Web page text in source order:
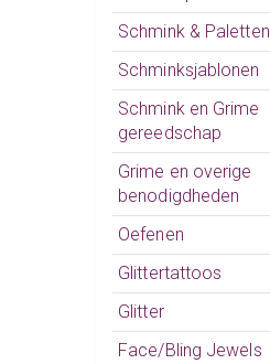
Schmink & Paletten
Schminksjablonen
Schmink en Grime
gereedschap
Grime en overige
benodigdheden
Oefenen
Glittertattoos
Glitter
Face/Bling Jewels